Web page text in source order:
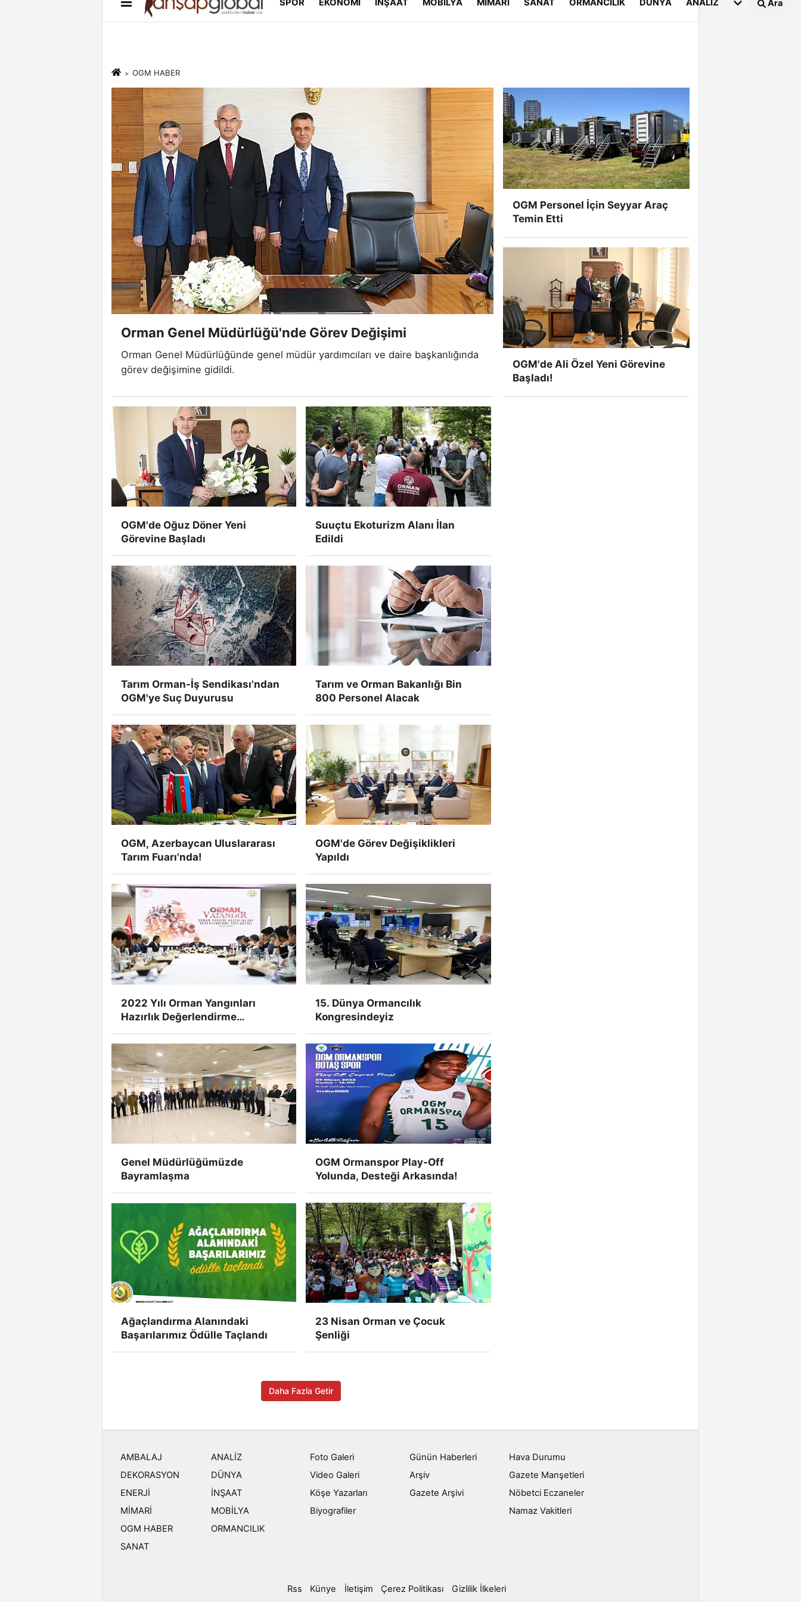
Künye İletişim Çerez Politikası
SPOR EKONOMİ İNŞAAT MOBİLYA MİMARİ SANAT ORMANCILIK DÜNYA ANALİZ Ara
OGM HABER
Orman Genel Müdürlüğü'nde Görev Değişimi
Orman Genel Müdürlüğünde genel müdür yardımcıları ve daire başkanlığında
görev değişimine gidildi.
OGM Personel İçin Seyyar Araç
Temin Etti
OGM'de Ali Özel Yeni Görevine
Başladı!
OGM'de Oğuz Döner Yeni
Görevine Başladı
Suuçtu Ekoturizm Alanı İlan
Edildi
Tarım Orman-İş Sendikası'ndan
OGM'ye Suç Duyurusu
Tarım ve Orman Bakanlığı Bin
800 Personel Alacak
OGM, Azerbaycan Uluslararası
Tarım Fuarı'nda!
OGM'de Görev Değişiklikleri
Yapıldı
2022 Yılı Orman Yangınları
Hazırlık Değerlendirme
15. Dünya Ormancılık
Kongresindeyiz
Genel Müdürlüğümüzde
Bayramlaşma
OGM Ormanspor Play-Off
Yolunda, Desteği Arkasında!
Ağaçlandırma Alanındaki
Başarılarımız Ödülle Taçlandı
23 Nisan Orman ve Çocuk
Şenliği
Daha Fazla Getir
AMBALAJ
ANALİZ
DEKORASYON
DÜNYA
ENERJİ
İNŞAAT
MİMARİ
MOBİLYA
OGM HABER
ORMANCILIK
SANAT
Foto Galeri
Video Galeri
Köşe Yazarları
Biyografiler
Günün Haberleri
Arşiv
Gazete Arşivi
Hava Durumu
Gazete Manşetleri
Nöbetci Eczaneler
Namaz Vakitleri
Rss Künye İletişim Çerez Politikası Gizlilik İlkeleri